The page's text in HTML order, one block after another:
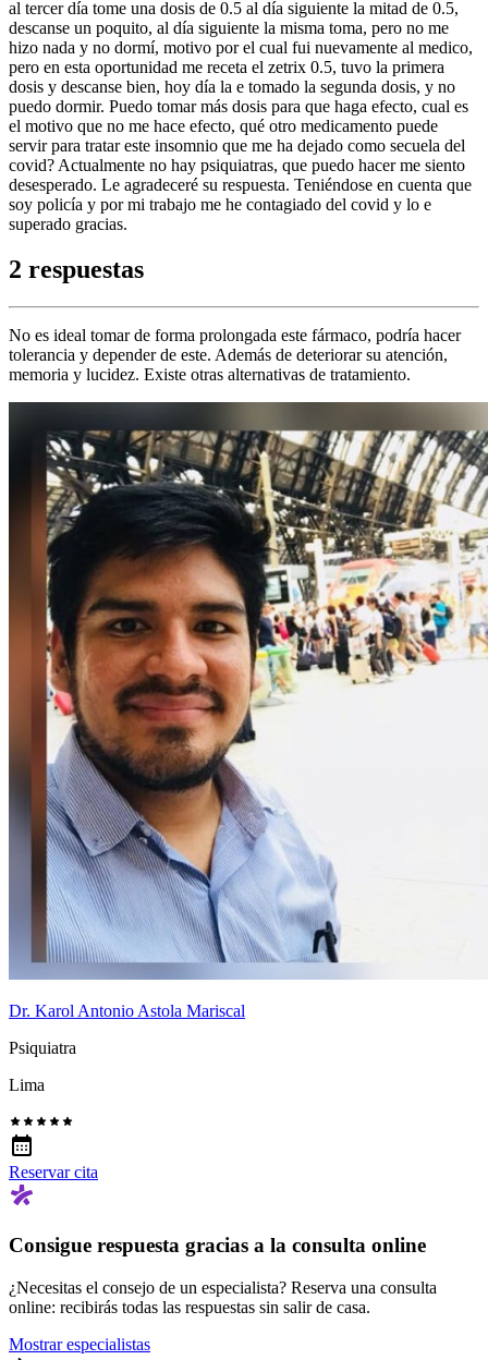
al tercer día tome una dosis de 0.5 al día siguiente la mitad de 0.5,
descanse un poquito, al día siguiente la misma toma, pero no me
hizo nada y no dormí, motivo por el cual fui nuevamente al medico,
pero en esta oportunidad me receta el zetrix 0.5, tuvo la primera
dosis y descanse bien, hoy día la e tomado la segunda dosis, y no
puedo dormir. Puedo tomar más dosis para que haga efecto, cual es
el motivo que no me hace efecto, qué otro medicamento puede
servir para tratar este insomnio que me ha dejado como secuela del
covid? Actualmente no hay psiquiatras, que puedo hacer me siento
desesperado. Le agradeceré su respuesta. Teniéndose en cuenta que
soy policía y por mi trabajo me he contagiado del covid y lo e
superado gracias.
2 respuestas
No es ideal tomar de forma prolongada este fármaco, podría hacer
tolerancia y depender de este. Además de deteriorar su atención,
memoria y lucidez. Existe otras alternativas de tratamiento.
Dr. Karol Antonio Astola Mariscal
Psiquiatra
Lima
Reservar cita
Consigue respuesta gracias a la consulta online
¿Necesitas el consejo de un especialista? Reserva una consulta
online: recibirás todas las respuestas sin salir de casa.
Mostrar especialistas